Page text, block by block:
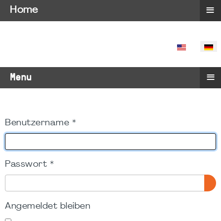
SPRACHE
Menu ≡
Benutzername *
Passwort *
Angemeldet bleiben
Home ≡